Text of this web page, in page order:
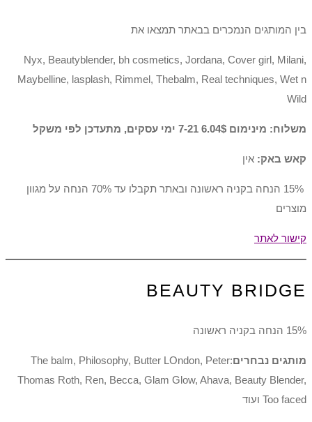
בין המותגים הנמכרים בבאתר תמצאו את
Nyx, Beautyblender, bh cosmetics, Jordana, Cover girl, Milani,
Maybelline, lasplash, Rimmel, Thebalm, Real techniques, Wet n
Wild
משלוח: מינימום 6.04$ 7-21 ימי עסקים, מתעדכן לפי משקל
קאש באק: אין
15% הנחה בקניה ראשונה ובאתר תקבלו עד 70% הנחה על מגוון
מוצרים
קישור לאתר
BEAUTY BRIDGE
15% הנחה בקניה ראשונה
מותגים נבחרים :The balm, Philosophy, Butter LOndon, Peter
Thomas Roth, Ren, Becca, Glam Glow, Ahava, Beauty Blender,
Too faced ועוד